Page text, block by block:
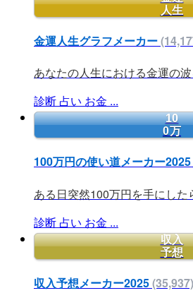
人生
金運人生グラフメーカー
あなたの人生における金運の
診断 占い お金 ...
10
0万
100万円の使い道メーカー2025
ある日突然100万円を手にした
診断 占い お金 ...
収入
予想
収入予想メーカー2025(35,937)